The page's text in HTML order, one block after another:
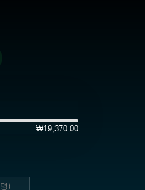
₩19,370.00